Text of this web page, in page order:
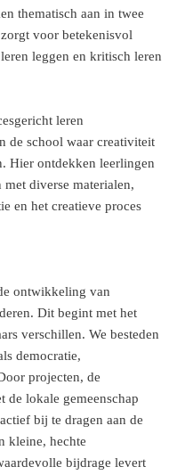
thematisch aan in twee
voor betekenisvol
leggen en kritisch leren
leren
de school waar creativiteit
Hier ontdekken leerlingen
diverse materialen,
en het creatieve proces
ontwikkeling van
Dit begint met het
verschillen. We besteden
democratie,
projecten, de
de lokale gemeenschap
bij te dragen aan de
kleine, hechte
bijdrage levert